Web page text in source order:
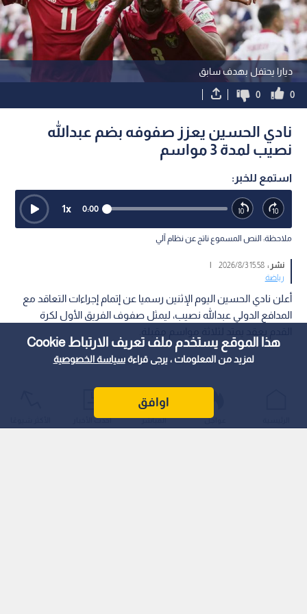
هذا الموقع يستخدم ملف تعريف الارتباط Cookie
لمزيد من المعلومات ، يرجى قراءةسياسة الخصوصية
اوافق
ديارا يحتفل بهدف سابق
0
0
نادي الحسين يعزز صفوفه بضم عبدالله
نصيب لمدة 3 مواسم
استمع للخبر:
0:00
1x
ملاحظة: النص المسموع ناتج عن نظام آلي
نشر :15:58 2026/8/3
|
رياضة
أعلن نادي الحسين اليوم الإثنين رسميا عن إتمام إجراءات التعاقد مع
المدافع الدولي عبدالله نصيب، ليمثل صفوف الفريق الأول لكرة
عواجل المباشر أحدث الأخبار